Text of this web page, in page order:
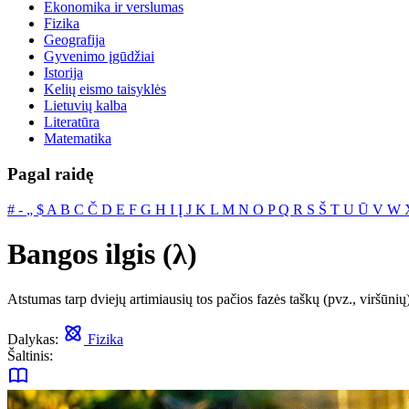
Ekonomika ir verslumas
Fizika
Geografija
Gyvenimo įgūdžiai
Istorija
Kelių eismo taisyklės
Lietuvių kalba
Literatūra
Matematika
Pagal raidę
# ‐ „ $ A B C Č D E F G H I Į J K L M N O PQ R S Š T U Ū V W
Bangos ilgis (λ)
Atstumas tarp dviejų artimiausių tos pačios fazės taškų (pvz.,
Dalykas:
Fizika
Šaltinis: